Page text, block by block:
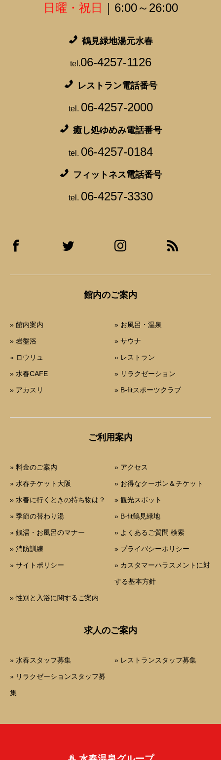
日曜・祝日 ｜6:00～26:00
鶴見緑地湯元水春
tel.06-4257-1126
レストラン電話番号
tel. 06-4257-2000
癒し処ゆめみ電話番号
tel. 06-4257-0184
フィットネス電話番号
tel. 06-4257-3330
館内のご案内
» 館内案内 » お風呂・温泉
» 岩盤浴 » サウナ
» ロウリュ » レストラン
» 水春CAFE » リラクゼーション
» アカスリ » B-fitスポーツクラブ
ご利用案内
» 料金のご案内 » アクセス
» 水春チケット大阪 » お得なクーポン＆チケット
» 水春に行くときの持ち物は？ » 観光スポット
» 季節の替わり湯 » B-fit鶴見緑地
» 銭湯・お風呂のマナー » よくあるご質問 検索
» 消防訓練 » プライバシーポリシー
» サイトポリシー » カスタマーハラスメントに対
する基本方針
» 性別と入浴に関するご案内
求人のご案内
» 水春スタッフ募集 » レストランスタッフ募集
» リラクゼーションスタッフ募
集